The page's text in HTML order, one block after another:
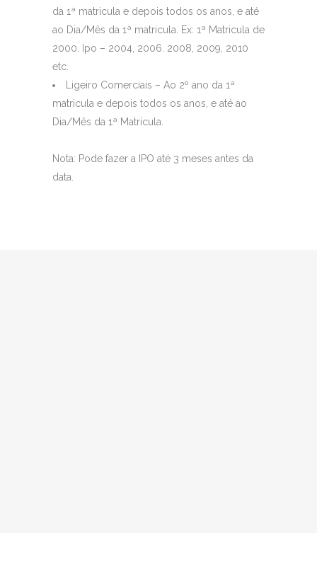
da 1ª matricula e depois todos os anos, e até
ao Dia/Mês da 1ª matricula. Ex: 1ª Matricula de
2000. Ipo – 2004, 2006. 2008, 2009, 2010
etc.
Ligeiro Comerciais – Ao 2º ano da 1ª
matricula e depois todos os anos, e até ao
Dia/Mês da 1ª Matrícula.
Nota: Pode fazer a IPO até 3 meses antes da
data.